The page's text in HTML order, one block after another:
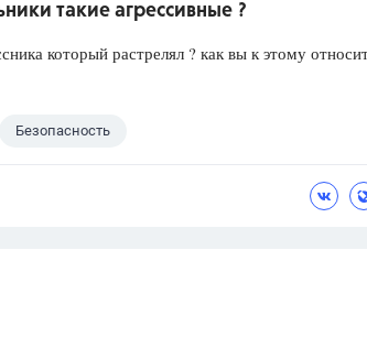
такие агрессивные ?
который растрелял ? как вы к этому
Безопасность